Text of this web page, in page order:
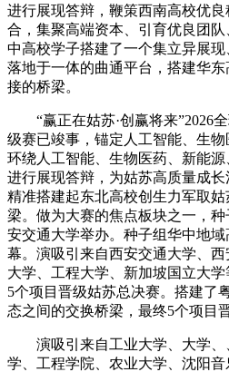
进行展现答辩，鞭策西南高校优
合，集聚高端资本、引育优良团
中高校学子搭建了一个集立异展
落地于一体的曲通平台，搭建华
接的桥梁。
“赢正在姑苏·创赢将来”2026
级赛已竣事，锚定人工智能、生物
环绕人工智能、生物医药、新能
进行展现答辩，为姑苏高质量成长
精准搭建起东北高校创生力军取
梁。做为大赛的焦点板块之一，
安交通大学举办。种子组华中地
幕。演吸引来自西安交通大学、
大学、工程大学、新加坡国立大
5个项目晋级姑苏总决赛。搭建了
态之间的交换桥梁，最终5个项目
演吸引来自工业大学、大学、
学、工程学院、农业大学、沈阳